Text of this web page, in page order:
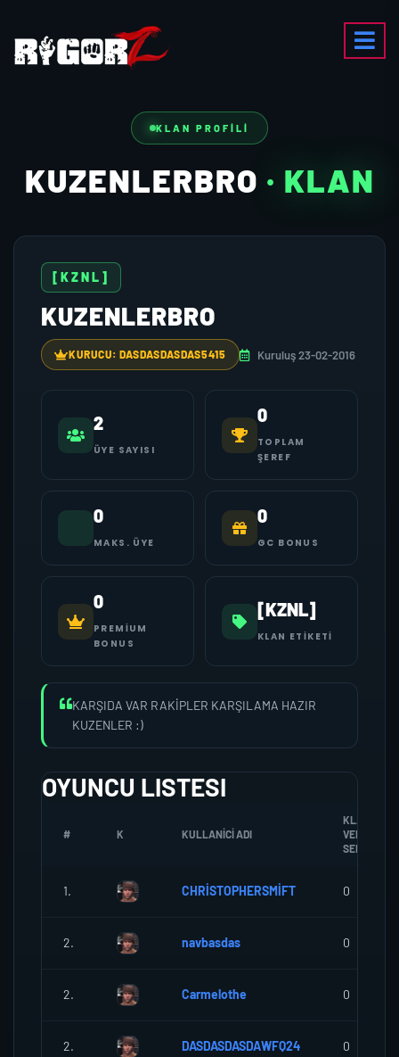
KLAN PROFILI
KUZENLERBRO · KLAN
[KZNL]
KUZENLERBRO
KURUCU: DASDASDASDAS5415 Kuruluş 23-02-2016
2
ÜYE SAYISI
0
TOPLAM
ŞEREF
0
MAKS. ÜYE
0
GC BONUS
0
PREMIUM
BONUS
[KZNL]
KLAN ETIKETI
KARŞIDA VAR RAKİPLER KARŞILAMA HAZIR
KUZENLER :)
OYUNCU LISTESI
# K KULLANICI ADI
KLANA
VERDIGI
SEREF
1. CHRİSTOPHERSMİFT 0
2. navbasdas 0
2. Carmelothe 0
2. DASDASDASDAWFQ24 0